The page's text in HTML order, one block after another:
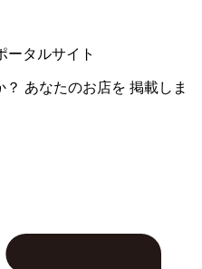
ータルサイト
？ あなたのお店を 掲載しま